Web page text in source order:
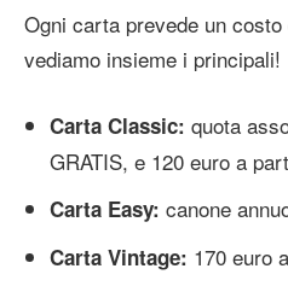
Ogni carta prevede un
vediamo insieme i principali!
Carta Classic: quota
GRATIS, e 120 euro a
Carta Easy: canone
Carta Vintage: 170 euro